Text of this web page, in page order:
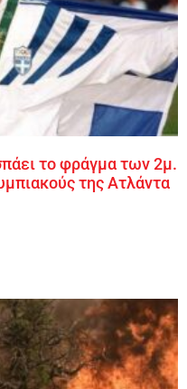
το φράγμα των 2μ.
της Ατλάντα